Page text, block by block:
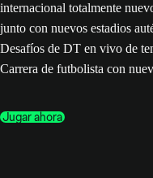
internacional totalmente
junto con nuevos estadios
Desafíos de DT en vivo de
Carrera de futbolista con
Jugar ahora